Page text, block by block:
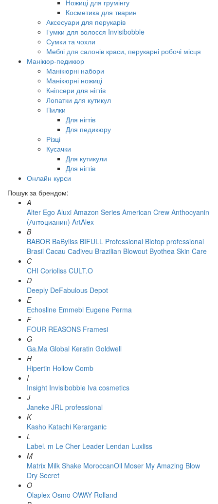
Ножиці для грумінгу
Косметика для тварин
Аксесуари для перукарів
Гумки для волосся Invisibobble
Сумки та чохли
Меблі для салонів краси, перукарні робочі місця
Манікюр-педикюр
Манікюрні набори
Манікюрні ножиці
Кніпсери для нігтів
Лопатки для кутикул
Пилки
Для нігтів
Для педикюру
Різці
Кусачки
Для кутикули
Для нігтів
Онлайн курси
Пошук за брендом:
A
Alter Ego Aluxi Amazon Series American Crew Anthocyanin
(Антоцианин) ArtAlex
B
BABOR BaByliss BIFULL Professional Biotop professional
Brasil Cacau Сadiveu Brazilian Blowout Byothea Skin Care
C
CHI Corioliss CULT.O
D
Deeply DeFabulous Depot
E
Echosline Emmebi Eugene Perma
F
FOUR REASONS Framesi
G
Ga.Ma Global Keratin Goldwell
H
Hipertin Hollow Comb
I
Insight Invisibobble Iva cosmetics
J
Janeke JRL professional
K
Kasho Katachi Kerarganic
L
Label. m Le Cher Leader Lendan Luxliss
M
Matrix Milk Shake MoroccanOil Moser My Amazing Blow
Dry Secret
O
Olaplex Osmo OWAY Rolland